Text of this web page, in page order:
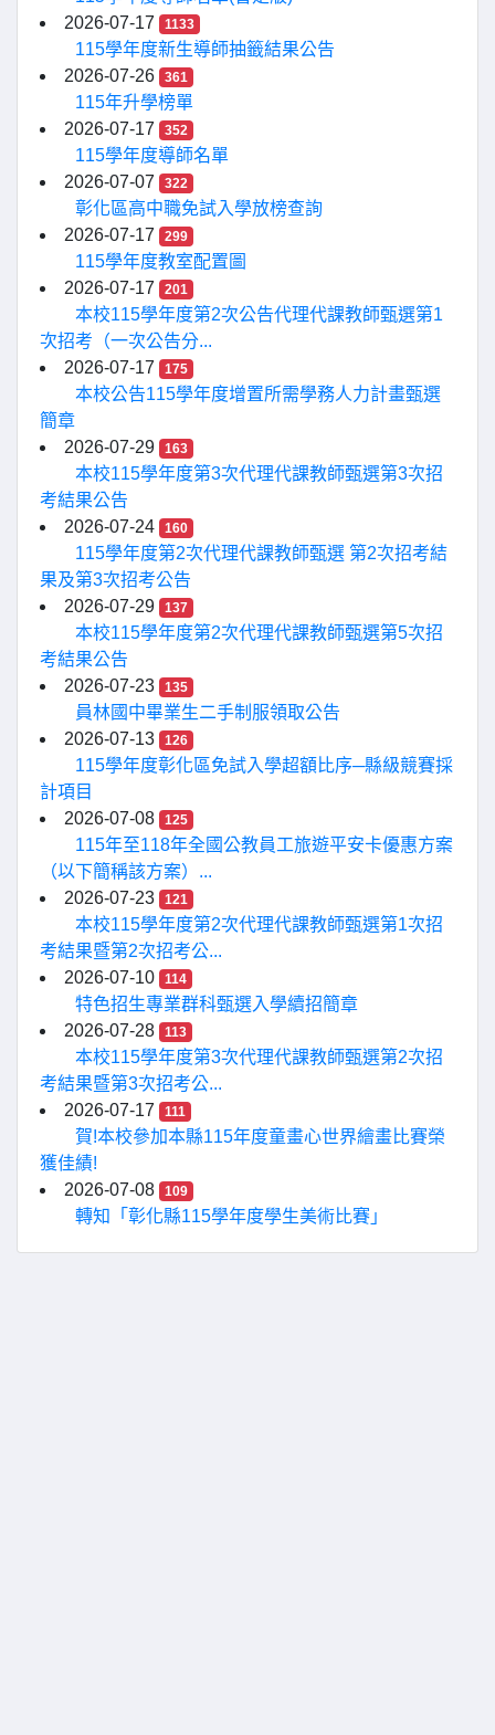
2026-07-17
1133
115學年度新生導師抽籤結果公告
2026-07-26
361
115年升學榜單
2026-07-17
352
115學年度導師名單
2026-07-07
322
彰化區高中職免試入學放榜查詢
2026-07-17
299
115學年度教室配置圖
2026-07-17
201
本校115學年度第2次公告代理代課教師甄選第1
次招考（一次公告分...
2026-07-17
175
本校公告115學年度增置所需學務人力計畫甄選
簡章
2026-07-29
163
本校115學年度第3次代理代課教師甄選第3次招
考結果公告
2026-07-24
160
115學年度第2次代理代課教師甄選 第2次招考結
果及第3次招考公告
2026-07-29
137
本校115學年度第2次代理代課教師甄選第5次招
考結果公告
2026-07-23
135
員林國中畢業生二手制服領取公告
2026-07-13
126
115學年度彰化區免試入學超額比序─縣級競賽採
計項目
2026-07-08
125
115年至118年全國公教員工旅遊平安卡優惠方案
（以下簡稱該方案）...
2026-07-23
121
本校115學年度第2次代理代課教師甄選第1次招
考結果暨第2次招考公...
2026-07-10
114
特色招生專業群科甄選入學續招簡章
2026-07-28
113
本校115學年度第3次代理代課教師甄選第2次招
考結果暨第3次招考公...
2026-07-17
111
賀!本校參加本縣115年度童畫心世界繪畫比賽榮
獲佳績!
2026-07-08
109
轉知「彰化縣115學年度學生美術比賽」